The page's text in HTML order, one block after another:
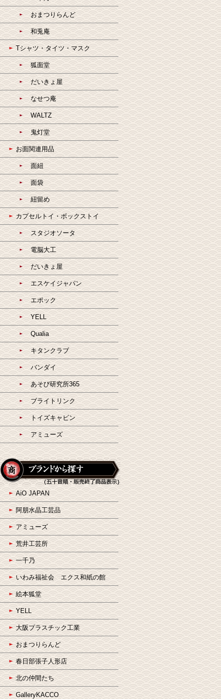
おまつりらんど
和兎庵
Tシャツ・タイツ・マスク
狐面堂
だいきょ屋
なせつ庵
WALTZ
鬼灯堂
お面関連用品
面紐
面袋
紐留め
カプセルトイ・ボックストイ
スタジオソータ
電脳大工
だいきょ屋
エスケイジャパン
エポック
YELL
Qualia
キタンクラブ
バンダイ
あそび研究所365
ブライトリンク
トイズキャビン
アミューズ
AiO JAPAN
阿朋水晶工芸品
アミューズ
荒井工芸所
一千乃
いわみ福祉会 エクス和紙の館
絵本狐堂
YELL
大阪プラスチック工業
おまつりらんど
春日部張子人形店
北の仲間たち
GalleryKACCO